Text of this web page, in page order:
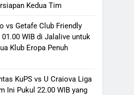
Kedua Tim
vs Getafe Club Friendly
WIB di Jalalive untuk
Klub Eropa Penuh
KuPS vs U Craiova Liga
Ini Pukul 22.00 WIB yang